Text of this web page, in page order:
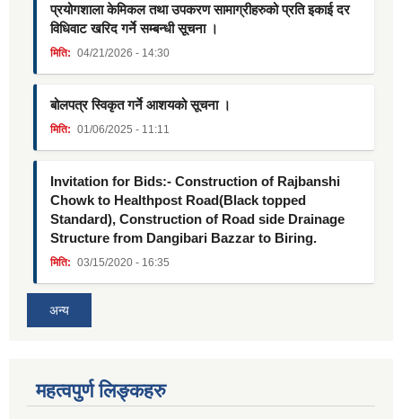
प्रयोगशाला केमिकल तथा उपकरण सामाग्रीहरुको प्रति इकाई दर
विधिवाट खरिद गर्ने सम्बन्धी सूचना ।
मिति: 04/21/2026 - 14:30
बोलपत्र स्विकृत गर्ने आशयको सूचना ।
मिति: 01/06/2025 - 11:11
Invitation for Bids:- Construction of Rajbanshi
Chowk to Healthpost Road(Black topped
Standard), Construction of Road side Drainage
Structure from Dangibari Bazzar to Biring.
मिति: 03/15/2020 - 16:35
अन्य
महत्वपुर्ण लिङ्कहरु